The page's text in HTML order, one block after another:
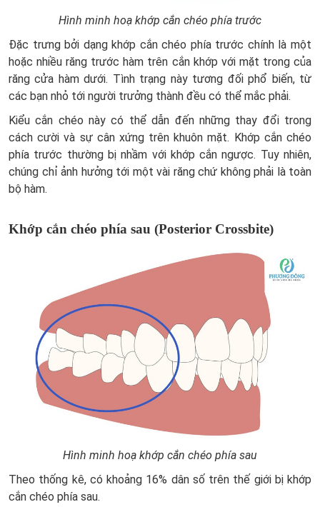
Hình minh hoạ khớp cắn chéo phía trước
Đặc trưng bởi dạng khớp cắn chéo phía trước chính là một
hoặc nhiều răng trước hàm trên cắn khớp với mặt trong của
răng cửa hàm dưới. Tình trạng này tương đối phổ biến, từ
các bạn nhỏ tới người trưởng thành đều có thể mắc phải.
Kiểu cắn chéo này có thể dẫn đến những thay đổi trong
cách cười và sự cân xứng trên khuôn mặt. Khớp cắn chéo
phía trước thường bị nhầm với khớp cắn ngược. Tuy nhiên,
chúng chỉ ảnh hưởng tới một vài răng chứ không phải là toàn
bộ hàm.
Khớp cắn chéo phía sau (Posterior Crossbite)
Hình minh hoạ khớp cắn chéo phía sau
Theo thống kê, có khoảng 16% dân số trên thế giới bị khớp
cắn chéo phía sau.